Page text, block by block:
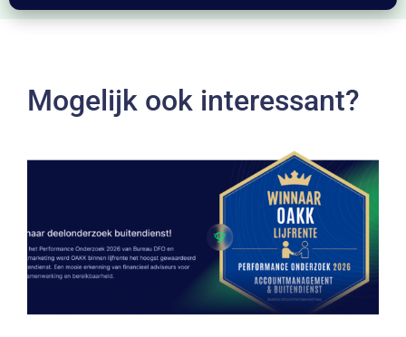
Mogelijk ook interessant?